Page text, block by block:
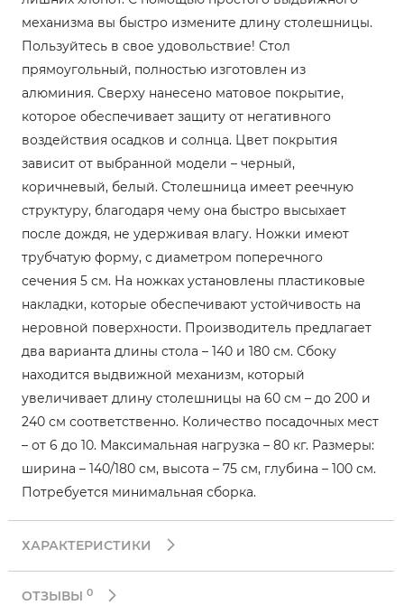
механизма вы быстро измените длину столешницы.
Пользуйтесь в свое удовольствие! Стол
прямоугольный, полностью изготовлен из
алюминия. Сверху нанесено матовое покрытие,
которое обеспечивает защиту от негативного
воздействия осадков и солнца. Цвет покрытия
зависит от выбранной модели – черный,
коричневый, белый. Столешница имеет реечную
структуру, благодаря чему она быстро высыхает
после дождя, не удерживая влагу. Ножки имеют
трубчатую форму, с диаметром поперечного
сечения 5 см. На ножках установлены пластиковые
накладки, которые обеспечивают устойчивость на
неровной поверхности. Производитель предлагает
два варианта длины стола – 140 и 180 см. Сбоку
находится выдвижной механизм, который
увеличивает длину столешницы на 60 см – до 200 и
240 см соответственно. Количество посадочных мест
– от 6 до 10. Максимальная нагрузка – 80 кг. Размеры:
ширина – 140/180 см, высота – 75 см, глубина – 100 см.
Потребуется минимальная сборка.
ХАРАКТЕРИСТИКИ
ОТЗЫВЫ 0